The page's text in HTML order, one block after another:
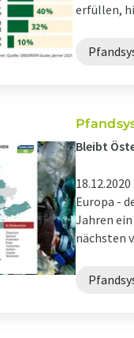
erfüllen,
Bleibt
18.12.2020
Europa -
Jahren
nächsten